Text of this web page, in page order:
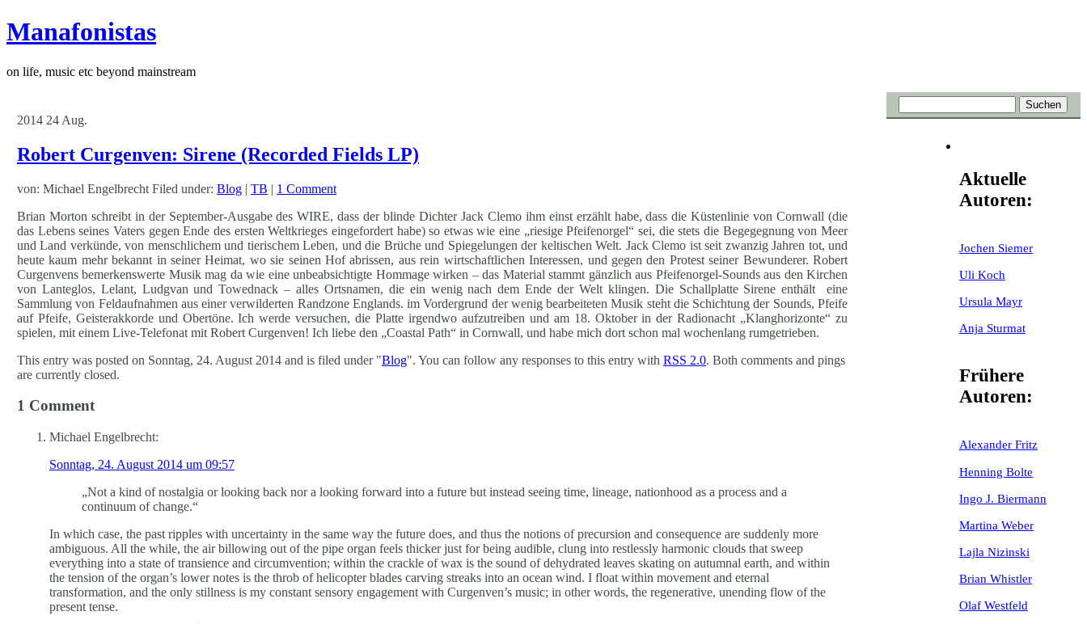
Manafonistas
on life, music etc beyond mainstream
Aktuelle
Autoren:
Jochen Siemer
Uli Koch
Ursula Mayr
Anja Sturmat
Frühere
Autoren:
Alexander Fritz
Henning Bolte
Ingo J. Biermann
Martina Weber
Lajla Nizinski
Brian Whistler
Olaf Westfeld
2014 24 Aug.
Robert Curgenven: Sirene (Recorded Fields LP)
von: Michael Engelbrecht Filed under: Blog | TB | 1 Comment
Brian Morton schreibt in der September-Ausgabe des WIRE, dass der blinde Dichter Jack Clemo ihm einst erzählt habe, dass die Küstenlinie von Cornwall (die
das Lebens seines Vaters gegen Ende des ersten Weltkrieges eingefordert habe) so etwas wie eine „riesige Pfeifenorgel“ sei, die stets die Begegegnung von Meer
und Land verkünde, von menschlichem und tierischem Leben, und die Brüche und Spiegelungen der keltischen Welt. Jack Clemo ist seit zwanzig Jahren tot, und
heute kaum mehr bekannt in seiner Heimat, wo sie seinen Hof abrissen, aus rein wirtschaftlichen Interessen, und gegen den Protest seiner Bewunderer. Robert
Curgenvens bemerkenswerte Musik mag da wie eine unbeabsichtigte Hommage wirken – das Material stammt gänzlich aus Pfeifenorgel-Sounds aus den Kirchen
von Lanteglos, Lelant, Ludgvan und Towednack – alles Ortsnamen, die ein wenig nach dem Ende der Welt klingen. Die Schallplatte Sirene enthält eine
Sammlung von Feldaufnahmen aus einer verwilderten Randzone Englands. im Vordergrund der wenig bearbeiteten Musik steht die Schichtung der Sounds, Pfeife
auf Pfeife, Geisterakkorde und Obertöne. Ich werde versuchen, die Platte irgendwo aufzutreiben und am 18. Oktober in der Radionacht „Klanghorizonte“ zu
spielen, mit einem Live-Telefonat mit Robert Curgenven! Ich liebe den „Coastal Path“ in Cornwall, und habe mich dort schon mal wochenlang rumgetrieben.
This entry was posted on Sonntag, 24. August 2014 and is filed under "Blog". You can follow any responses to this entry with RSS 2.0. Both comments and pings
are currently closed.
1 Comment
Michael Engelbrecht:
Sonntag, 24. August 2014 um 09:57
„Not a kind of nostalgia or looking back nor a looking forward into a future but instead seeing time, lineage, nationhood as a process and a
continuum of change.“
In which case, the past ripples with uncertainty in the same way the future does, and thus the notions of precursion and consequence are suddenly more
ambiguous. All the while, the air billowing out of the pipe organ feels thicker just for being audible, clung into restlessly harmonic clouds that sweep
everything into a state of transience and circumvention; within the crackle of wax is the sound of dehydrated leaves skating on autumnal earth, and within
the tension of the organ’s lower notes is the throb of helicopter blades carving streaks into an ocean wind. I float within movement and eternal
transformation, and the only stillness is my constant sensory engagement with Curgenven’s music; in other words, the regenerative, unending flow of the
present tense.